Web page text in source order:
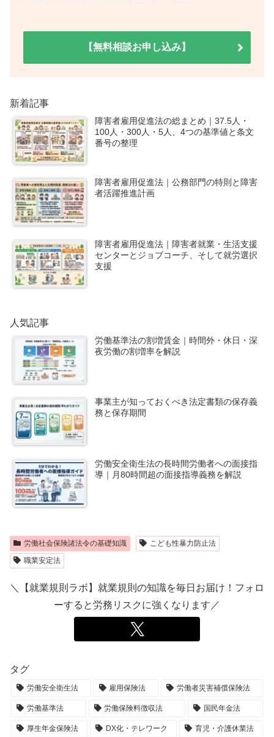
【無料相談お申し込み】
新着記事
障害者雇用促進法の総まとめ｜37.5人・
100人・300人・5人、4つの基準値と条文
番号の整理
障害者雇用促進法｜公務部門の特則と障害
者活躍推進計画
障害者雇用促進法｜障害者就業・生活支援
センターとジョブコーチ、そして就労選択
支援
人気記事
労働基準法の割増賃金｜時間外・休日・深
夜労働の割増率を解説
事業主が知っておくべき法定書類の保存義
務と保存期間
労働安全衛生法の長時間労働者への面接指
導｜月80時間超の面接指導義務を解説
労働社会保険諸法令の基礎知識
こども性暴力防止法
職業安定法
＼【就業規則ラボ】就業規則の知識を毎日お届け！フォロ
ーすると労務リスクに強くなります／
タグ
労働安全衛生法 雇用保険法 労働者災害補償保険法
労働基準法 労働保険料徴収法 国民年金法
厚生年金保険法 DX化・テレワーク 育児・介護休業法